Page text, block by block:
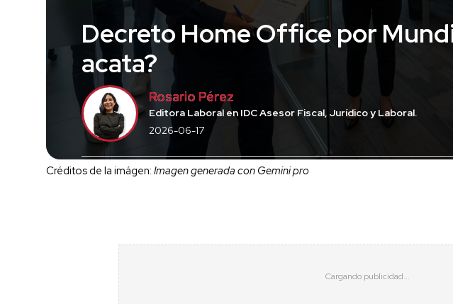
Decreto Home Office por
acata?
Rosario Pérez
Editora Laboral en IDC Asesor Fiscal, Jurídico y Laboral.
2026-06-17
Créditos de la imágen: Imagen generada con Gemini pro